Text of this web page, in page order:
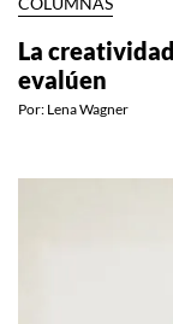
La
evalúen
Por: Lena Wagner